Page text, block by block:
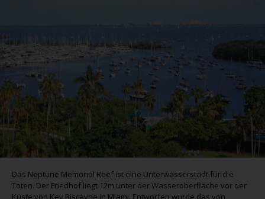
Das Neptune Memorial Reef ist eine Unterwasserstadt für die
Toten. Der Friedhof liegt 12m unter der Wasseroberfläche vor der
Küste von Key Biscayne in Miami. Entworfen wurde das von